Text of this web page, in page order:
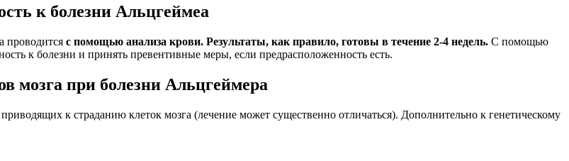
к болезни Альцгеймеа
проводится с помощью анализа крови. Результаты, как правило, готовы в течение 2-4 недель. С помощью
к болезни и принять превентивные меры, если предрасположенность есть.
мозга при болезни Альцгеймера
приводящих к страданию клеток мозга (лечение может существенно отличаться). Дополнительно к генетическому